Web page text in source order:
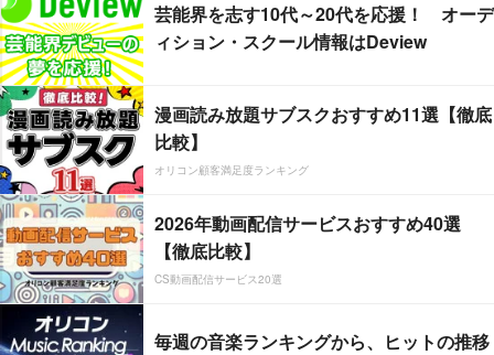
芸能界を志す10代～20代を応援！ オーデ
ィション・スクール情報はDeview
漫画読み放題サブスクおすすめ11選【徹底
比較】
オリコン顧客満足度ランキング
2026年動画配信サービスおすすめ40選
【徹底比較】
CS動画配信サービス20選
毎週の音楽ランキングから、ヒットの推移